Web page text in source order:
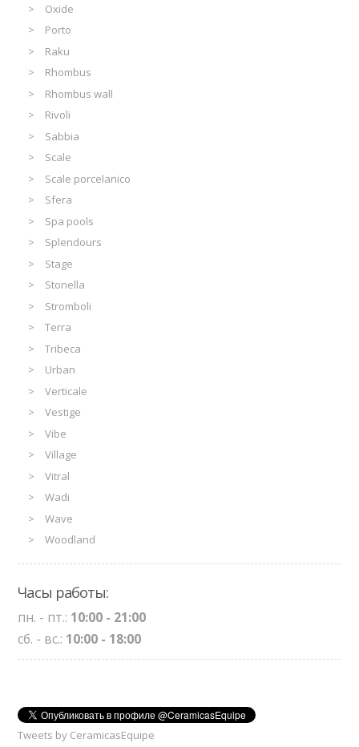
Oxide
Porto
Raku
Rhombus
Rhombus wall
Rivoli
Sabbia
Scale
Scale porcelanico
Sfera
Spa pools
Splendours
Stage
Stonella
Stromboli
Terra
Tribeca
Urban
Verticale
Vestige
Vibe
Village
Vitral
Wadi
Wave
Woodland
Часы работы:
пн. - пт.: 10:00 - 21:00
сб. - вс.: 10:00 - 18:00
Tweets by CeramicasEquipe